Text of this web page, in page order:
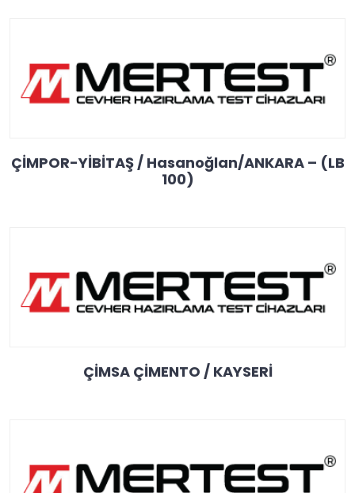
ÇİMPOR-YİBİTAŞ / Hasanoğlan/ANKARA – (LB
100)
ÇİMSA ÇİMENTO / KAYSERİ